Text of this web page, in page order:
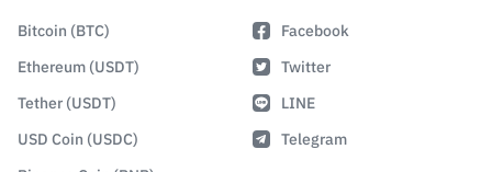
Bitcoin (BTC)
Ethereum (USDT)
Tether (USDT)
USD Coin (USDC)
Facebook
Twitter
LINE
Telegram